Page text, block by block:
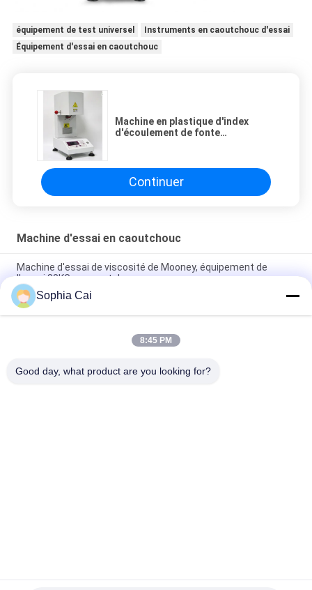
équipement de test universel
Instruments en caoutchouc d'essai
Équipement d'essai en caoutchouc
Machine en plastique d'index
d'écoulement de fonte
charge de point
Continuer
Machine d'essai en caoutchouc
Machine d'essai de viscosité de Mooney, équipement de
l'essai 80KG en caoutchouc
coupeur manuel de épluchage témoin de force de 25mm,
machine d'essai de tension en caoutchouc de L410mm
Machine d'essai en caoutchouc d'OIN pour la longueur de
Sophia Cai
8:45 PM
Good day, what product are you looking for?